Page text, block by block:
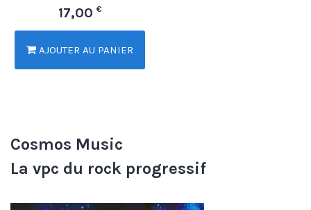
17,00 €
AJOUTER AU PANIER
Cosmos Music
La vpc du rock progressif